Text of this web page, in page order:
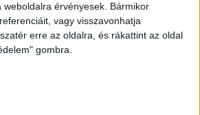
weboldalra érvényesek. Bármikor
vagy visszavonhatja
erre az oldalra, és rákattint az oldal
gombra.